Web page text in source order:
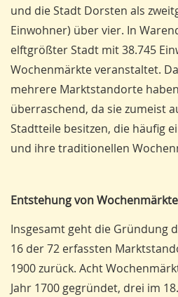
und die Stadt Dorsten als
Einwohner) über vier. In
elftgrößter Stadt mit 38.745
Wochenmärkte veranstaltet.
mehrere Marktstandorte
überraschend, da sie zumeist
Stadtteile besitzen, die häufig
und ihre traditionellen
Entstehung von
Insgesamt geht die Gründung
16 der 72 erfassten
1900 zurück. Acht
Jahr 1700 gegründet, drei im